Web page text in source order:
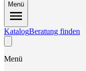
Menü
KatalogBeratung finden
Menü